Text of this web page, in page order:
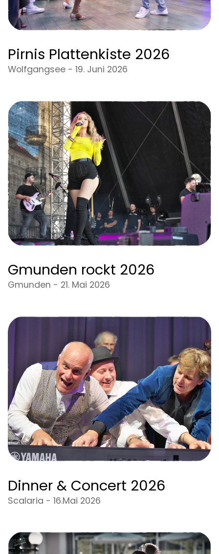
Pirnis Plattenkiste 2026
Wolfgangsee - 19. Juni 2026
Gmunden rockt 2026
Gmunden - 21. Mai 2026
Dinner & Concert 2026
Scalaria - 16.Mai 2026